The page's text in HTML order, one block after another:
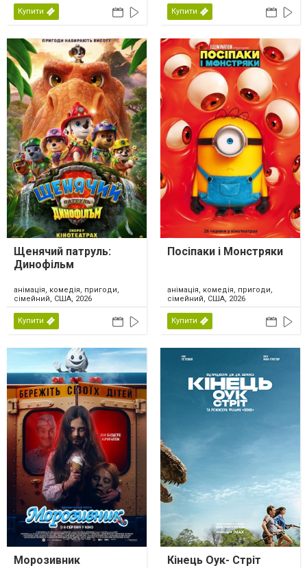
Купити Купити
Щенячий патруль:
Динофільм
анімація, комедія, пригоди,
сімейний, США, 2026
Купити
Посіпаки і Монстряки
анімація, комедія, пригоди,
сімейний, США, 2026
Купити
Морозивник Кінець Оук- Стріт